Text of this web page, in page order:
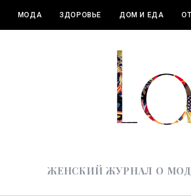
МОДА ЗДОРОВЬЕ ДОМ И ЕДА
ЖЕНСКИЙ ЖУРНАЛ О